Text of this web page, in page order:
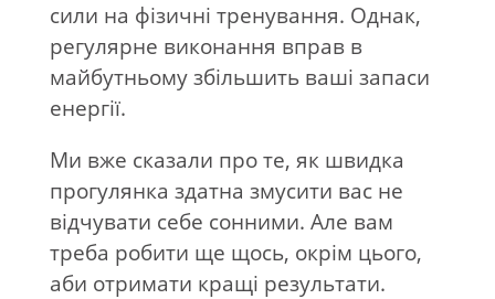
сили на фізичні тренування. Однак,
регулярне виконання вправ в
майбутньому збільшить ваші запаси
енергії.
Ми вже сказали про те, як швидка
прогулянка здатна змусити вас не
відчувати себе сонними. Але вам
треба робити ще щось, окрім цього,
аби отримати кращі результати.